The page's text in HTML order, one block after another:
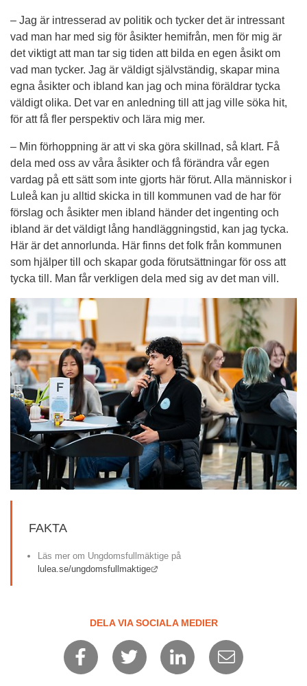
– Jag är intresserad av politik och tycker det är intressant
vad man har med sig för åsikter hemifrån, men för mig är
det viktigt att man tar sig tiden att bilda en egen åsikt om
vad man tycker. Jag är väldigt självständig, skapar mina
egna åsikter och ibland kan jag och mina föräldrar tycka
väldigt olika. Det var en anledning till att jag ville söka hit,
för att få fler perspektiv och lära mig mer.
– Min förhoppning är att vi ska göra skillnad, så klart. Få
dela med oss av våra åsikter och få förändra vår egen
vardag på ett sätt som inte gjorts här förut. Alla människor i
Luleå kan ju alltid skicka in till kommunen vad de har för
förslag och åsikter men ibland händer det ingenting och
ibland är det väldigt lång handläggningstid, kan jag tycka.
Här är det annorlunda. Här finns det folk från kommunen
som hjälper till och skapar goda förutsättningar för oss att
tycka till. Man får verkligen dela med sig av det man vill.
FAKTA
Läs mer om Ungdomsfullmäktige på
lulea.se/ungdomsfullmaktige
Länk till annan webbplats.
DELA VIA SOCIALA MEDIER